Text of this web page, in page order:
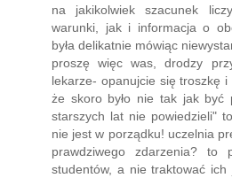
na jakikolwiek szacunek
warunki, jak i informacja o
była delikatnie mówiąc
proszę więc was, drodzy
lekarze- opanujcie się troszkę i
że skoro było nie tak jak być
starszych lat nie powiedzieli"
nie jest w porządku! uczelnia
prawdziwego zdarzenia? to
studentów, a nie traktować ich